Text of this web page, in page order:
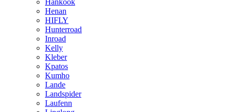
Hankook
Henan
HIFLY
Hunterroad
Inroad
Kelly
Kleber
Kpatos
Kumho
Lande
Landspider
Laufenn